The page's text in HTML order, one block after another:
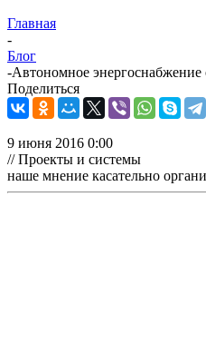
Главная
-
Блог
-Автономное
Поделиться
9 июня 2016 0:00
// Проекты и системы
наше мнение касательно